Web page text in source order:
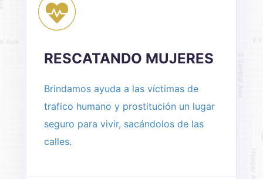
RESCATANDO MUJERES
Brindamos ayuda a las víctimas de
trafico humano y prostitución un lugar
seguro para vivir, sacándolos de las
calles.